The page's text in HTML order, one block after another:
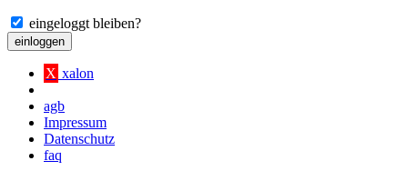
eingeloggt bleiben?
einloggen
X xalon
agb
Impressum
Datenschutz
faq